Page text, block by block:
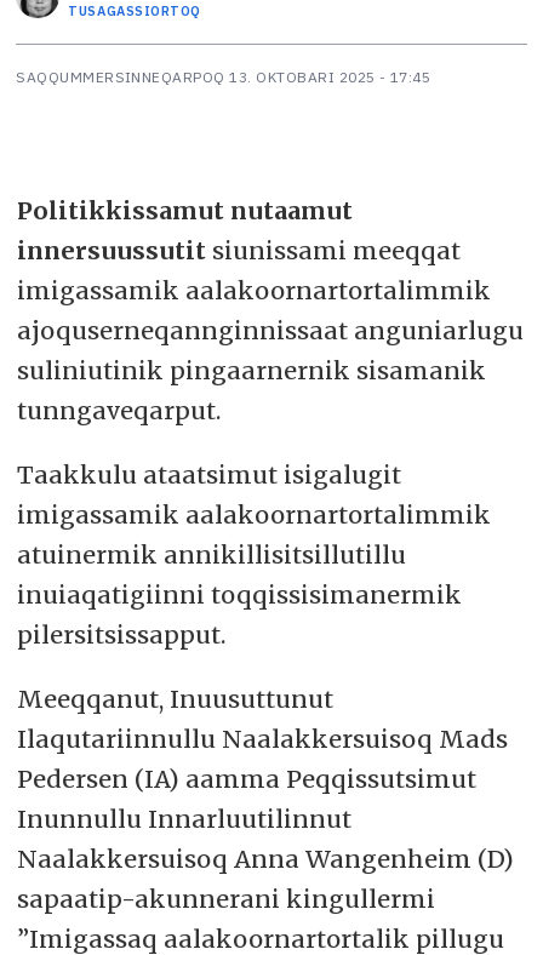
TUSAGASSIORTOQ
SAQQUMMERSINNEQARPOQ 13. OKTOBARI 2025 - 17:45
Politikkissamut nutaamut
innersuussutitsiunissami meeqqat
imigassamik aalakoornartortalimmik
ajoquserneqannginnissaat anguniarlugu
suliniutinik pingaarnernik sisamanik
tunngaveqarput.
Taakkulu ataatsimut isigalugit
imigassamik aalakoornartortalimmik
atuinermik annikillisitsillutillu
inuiaqatigiinni toqqissisimanermik
pilersitsissapput.
Meeqqanut, Inuusuttunut
Ilaqutariinnullu Naalakkersuisoq Mads
Pedersen (IA) aamma Peqqissutsimut
Inunnullu Innarluutilinnut
Naalakkersuisoq Anna Wangenheim (D)
sapaatip-akunnerani kingullermi
”Imigassaq aalakoornartortalik pillugu